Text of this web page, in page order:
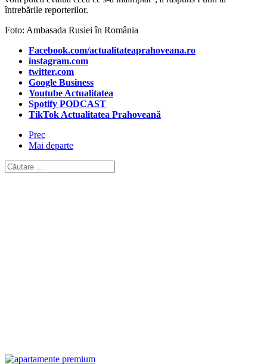
întrebările reporterilor.
Foto: Ambasada Rusiei în România
Facebook.com/actualitateaprahoveana.ro
instagram.com
twitter.com
Google Business
Youtube Actualitatea
Spotify PODCAST
TikTok Actualitatea Prahoveană
Prec
Mai departe